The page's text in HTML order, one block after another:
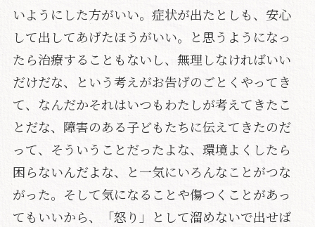
いようにした方がいい。症状が出たとしも、安心
して出してあげたほうがいい。と思うようになっ
たら治療することもないし、無理しなければいい
だけだな、という考えがお告げのごとくやってき
て、なんだかそれはいつもわたしが考えてきたこ
とだな、障害のある子どもたちに伝えてきたのだ
って、そういうことだったよな、環境よくしたら
困らないんだよな、と一気にいろんなことがつな
がった。そして気になることや傷つくことがあっ
てもいいから、「怒り」として溜めないで出せば